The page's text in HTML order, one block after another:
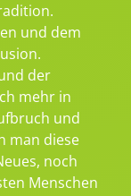
und dem
der
mehr in
und
man diese
noch
Menschen